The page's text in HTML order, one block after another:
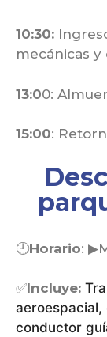
10:30:
mecánicas
13:00:
15:00:
🕘Horario:
✅Incluye:
aeroespacial,
conductor